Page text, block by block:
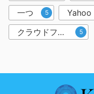
一つ 5 Yahoo
クラウドファンディングサービス 5